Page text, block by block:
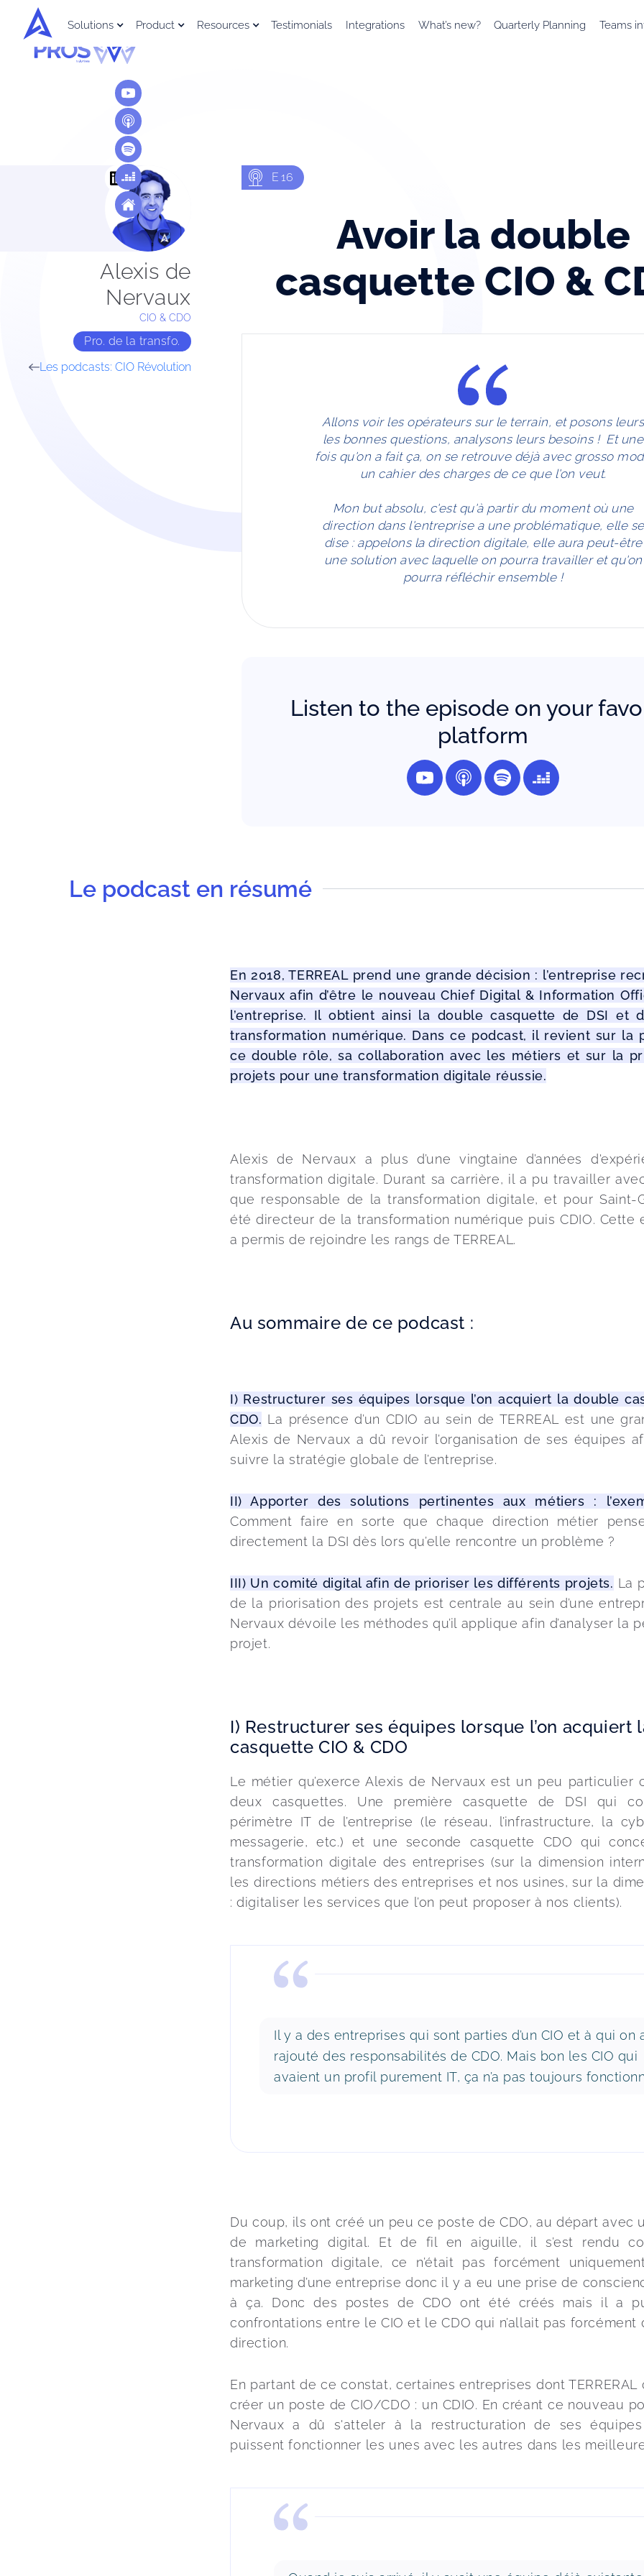
Solutions Product Resources Testimonials Integrations What’s new? Quarterly Planning Teams
Alexis de
Nervaux
CIO & CDO
Pro. de la transfo.
Les podcasts: CIO Révolution
E 16
Avoir la double
casquette CIO &
Allons voir les opérateurs sur le terrain, et posons leurs
les bonnes questions, analysons leurs besoins ! Et une
fois qu'on a fait ça, on se retrouve déjà avec grosso
un cahier des charges de ce que l'on veut.
Mon but absolu, c'est qu'à partir du moment où une
direction dans l'entreprise a une problématique, elle se
dise : appelons la direction digitale, elle aura peut-être
une solution avec laquelle on pourra travailler et qu'on
pourra réfléchir ensemble !
Listen to the episode on your
platform
Le podcast en résumé
En 2018, TERREAL prend une grande décision : l’entreprise
Nervaux afin d’être le nouveau Chief Digital & Information
l’entreprise. Il obtient ainsi la double casquette de DSI et
transformation numérique. Dans ce podcast, il revient sur la
ce double rôle, sa collaboration avec les métiers et sur la
projets pour une transformation digitale réussie.
Alexis de Nervaux a plus d’une vingtaine d’années
transformation digitale. Durant sa carrière, il a pu travailler
que responsable de la transformation digitale, et pour
été directeur de la transformation numérique puis CDIO.
a permis de rejoindre les rangs de TERREAL.
Au sommaire de ce podcast :
I) Restructurer ses équipes lorsque l’on acquiert la double
CDO. La présence d’un CDIO au sein de TERREAL est une
Alexis de Nervaux a dû revoir l’organisation de ses équipes
suivre la stratégie globale de l’entreprise.
II) Apporter des solutions pertinentes aux métiers :
Comment faire en sorte que chaque direction métier
directement la DSI dès lors qu’elle rencontre un problème ?
III) Un comité digital afin de prioriser les différents projets. La
de la priorisation des projets est centrale au sein d’une
Nervaux dévoile les méthodes qu’il applique afin d’analyser la
projet.
I) Restructurer ses équipes lorsque l’on acquiert
casquette CIO & CDO
Le métier qu’exerce Alexis de Nervaux est un peu particulier
deux casquettes. Une première casquette de DSI qui
périmètre IT de l’entreprise (le réseau, l’infrastructure, la
messagerie, etc.) et une seconde casquette CDO qui
transformation digitale des entreprises (sur la dimension
les directions métiers des entreprises et nos usines, sur la
: digitaliser les services que l’on peut proposer à nos clients).
Il y a des entreprises qui sont parties d’un CIO et à qui on
rajouté des responsabilités de CDO. Mais bon les CIO qui
avaient un profil purement IT, ça n’a pas toujours
Du coup, ils ont créé un peu ce poste de CDO, au départ avec
de marketing digital. Et de fil en aiguille, il s’est rendu
transformation digitale, ce n’était pas forcément
marketing d’une entreprise donc il y a eu une prise de
à ça. Donc des postes de CDO ont été créés mais il a
confrontations entre le CIO et le CDO qui n’allait pas
direction.
En partant de ce constat, certaines entreprises dont
créer un poste de CIO/CDO : un CDIO. En créant ce nouveau
Nervaux a dû s'atteler à la restructuration de ses
puissent fonctionner les unes avec les autres dans les